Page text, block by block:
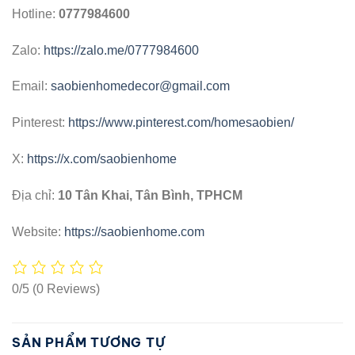
Hotline: 0777984600
Zalo: https://zalo.me/0777984600
Email: saobienhomedecor@gmail.com
Pinterest: https://www.pinterest.com/homesaobien/
X: https://x.com/saobienhome
Địa chỉ: 10 Tân Khai, Tân Bình, TPHCM
Website: https://saobienhome.com
0/5 (0 Reviews)
SẢN PHẨM TƯƠNG TỰ